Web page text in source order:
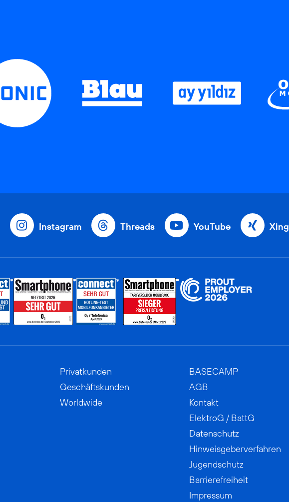
Instagram Threads YouTube Xing
Privatkunden
Geschäftskunden
Worldwide
BASECAMP
AGB
Kontakt
ElektroG / BattG
Datenschutz
Hinweisgeberverfahren
Jugendschutz
Barrierefreiheit
Impressum